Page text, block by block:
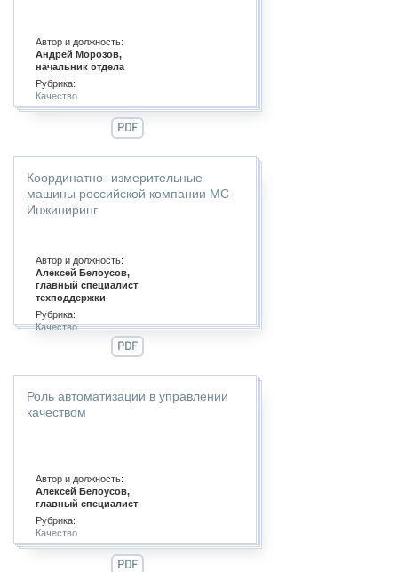
Автор и должность:
Андрей Морозов,
начальник отдела
Рубрика:
Качество
PDF
Координатно- измерительные
машины российской компании МС-
Инжиниринг
Автор и должность:
Алексей Белоусов,
главный специалист
техподдержки
Рубрика:
Качество
PDF
Роль автоматизации в управлении
качеством
Автор и должность:
Алексей Белоусов,
главный специалист
Рубрика:
Качество
PDF